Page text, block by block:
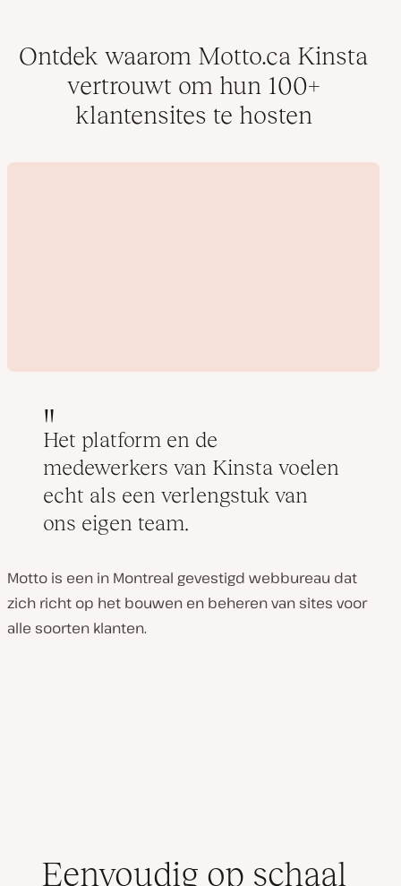
Ontdek waarom Motto.ca Kinsta
vertrouwt om hun 100+
klantensites te hosten
afspelen
Het platform en de
medewerkers van Kinsta voelen
echt als een verlengstuk van
ons eigen team.
Motto is een in Montreal gevestigd webbureau dat
zich richt op het bouwen en beheren van sites voor
alle soorten klanten.
Eenvoudig op schaal